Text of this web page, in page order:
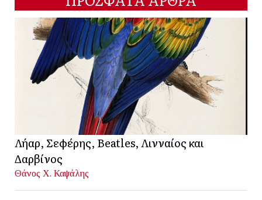
Λήαρ, Σεφέρης, Beatles, Λινναίος και
Δαρβίνος
Θάνος Χ. Καψάλης